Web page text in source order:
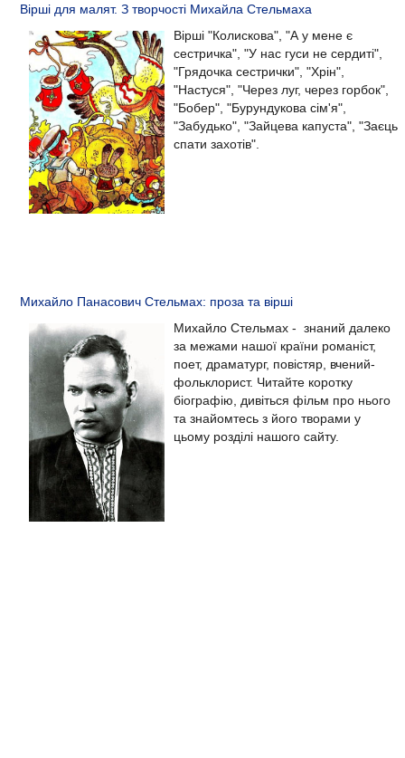
Вірші для малят. З творчості Михайла Стельмаха
Вірші "Колискова", "А у мене є
сестричка", "У нас гуси не сердиті",
"Грядочка сестрички", "Хрін",
"Настуся", "Через луг, через горбок",
"Бобер", "Бурундукова сім'я",
"Забудько", "Зайцева капуста", "Заєць
спати захотів".
Михайло Панасович Стельмах: проза та вірші
Михайло Стельмах - знаний далеко
за межами нашої країни романіст,
поет, драматург, повістяр, вчений-
фольклорист. Читайте коротку
біографію, дивіться фільм про нього
та знайомтесь з його творами у
цьому розділі нашого сайту.